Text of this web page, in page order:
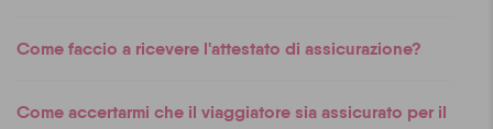
Come faccio a ricevere l'attestato di assicurazione?
Come accertarmi che il viaggiatore sia assicurato per il